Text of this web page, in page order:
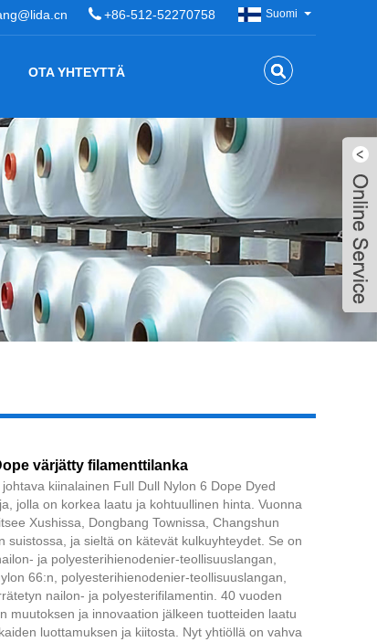
+86-512-52270758 Suomi
OTA YHTEYTTÄ
värjätty filamenttilanka
kiinalainen Full Dull Nylon 6 Dope Dyed
jolla on korkea laatu ja kohtuullinen hinta. Vuonna
Xushissa, Dongbang Townissa, Changshun
suistossa, ja sieltä on kätevät kulkuyhteydet. Se on
ja polyesterihienodenier-teollisuuslangan,
66:n, polyesterihienodenier-teollisuuslangan,
nailon- ja polyesterifilamentin. 40 vuoden
muutoksen ja innovaation jälkeen tuotteiden laatu
luottamuksen ja kiitosta. Nyt yhtiöllä on vahva